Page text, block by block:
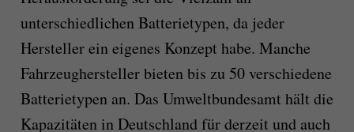
unterschiedlichen Batterietypen, da jeder
Hersteller ein eigenes Konzept habe. Manche
Fahrzeughersteller bieten bis zu 50 verschiedene
Batterietypen an. Das Umweltbundesamt hält die
Kapazitäten in Deutschland für derzeit und auch